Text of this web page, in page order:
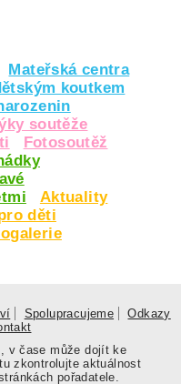
Mateřská centra
koutkem
soutěže
Fotosoutěž
Aktuality
děti
Spolupracujeme
Odkazy
v čase může dojít ke
zkontrolujte aktuálnost
pořadatele.